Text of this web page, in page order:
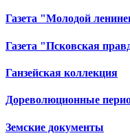
Газета "Молодой
Газета "Псковская
Ганзейская коллекция
Дореволюционные
Земские документы